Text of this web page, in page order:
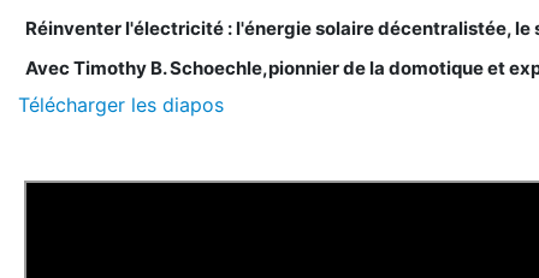
Réinventer l'électricité : l'énergie solaire décentralistée,
Avec Timothy B. Schoechle,pionnier de la domotique et
Télécharger les diapos